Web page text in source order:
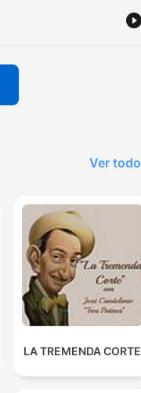
Ver todo
LA TREMENDA CORTE